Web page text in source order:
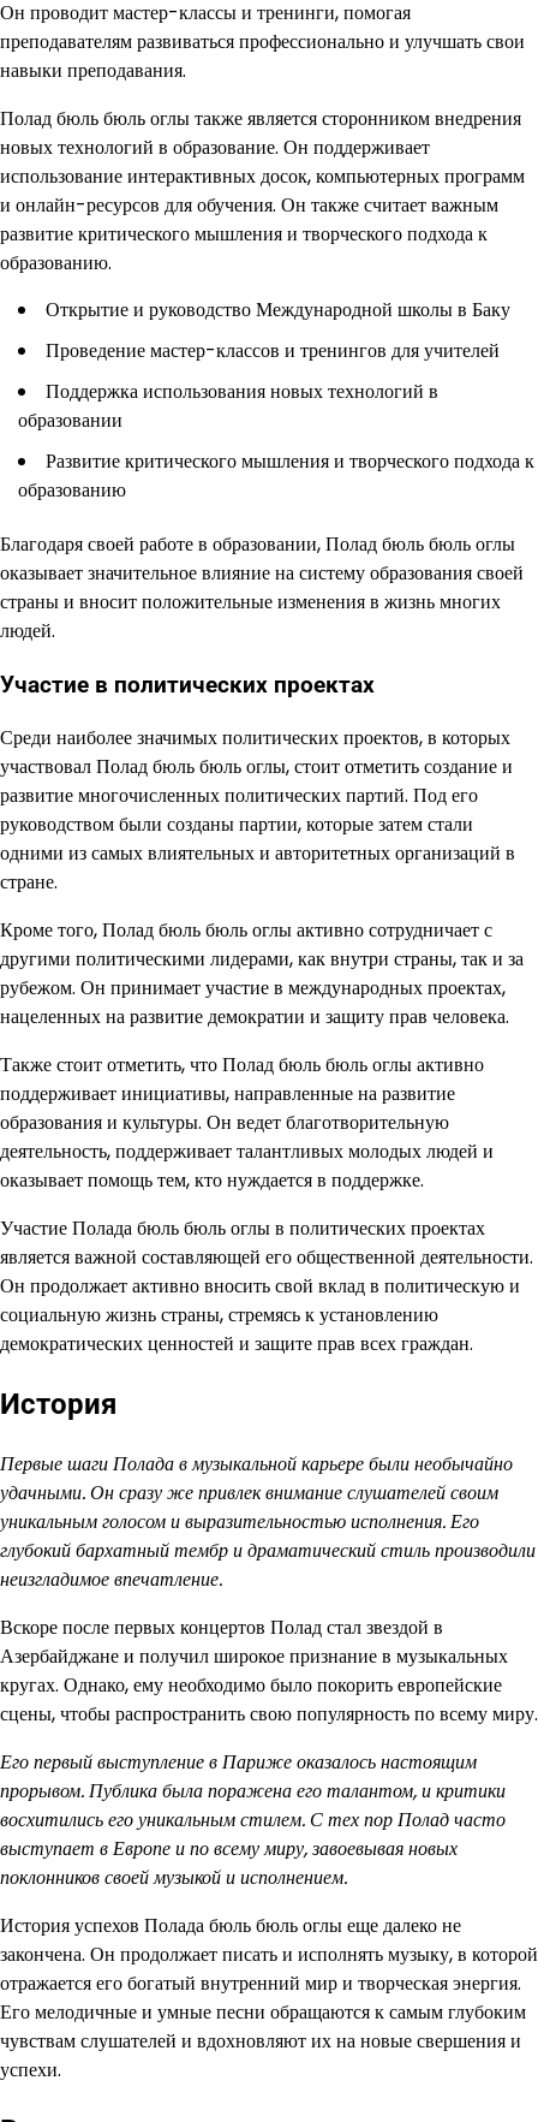
Он проводит мастер-классы и тренинги, помогая
преподавателям развиваться профессионально и улучшать свои
навыки преподавания.
Полад бюль бюль оглы также является сторонником внедрения
новых технологий в образование. Он поддерживает
использование интерактивных досок, компьютерных программ
и онлайн-ресурсов для обучения. Он также считает важным
развитие критического мышления и творческого подхода к
образованию.
Открытие и руководство Международной школы в Баку
Проведение мастер-классов и тренингов для учителей
Поддержка использования новых технологий в
образовании
Развитие критического мышления и творческого подхода к
образованию
Благодаря своей работе в образовании, Полад бюль бюль оглы
оказывает значительное влияние на систему образования своей
страны и вносит положительные изменения в жизнь многих
людей.
Участие в политических проектах
Среди наиболее значимых политических проектов, в которых
участвовал Полад бюль бюль оглы, стоит отметить создание и
развитие многочисленных политических партий. Под его
руководством были созданы партии, которые затем стали
одними из самых влиятельных и авторитетных организаций в
стране.
Кроме того, Полад бюль бюль оглы активно сотрудничает с
другими политическими лидерами, как внутри страны, так и за
рубежом. Он принимает участие в международных проектах,
нацеленных на развитие демократии и защиту прав человека.
Также стоит отметить, что Полад бюль бюль оглы активно
поддерживает инициативы, направленные на развитие
образования и культуры. Он ведет благотворительную
деятельность, поддерживает талантливых молодых людей и
оказывает помощь тем, кто нуждается в поддержке.
Участие Полада бюль бюль оглы в политических проектах
является важной составляющей его общественной деятельности.
Он продолжает активно вносить свой вклад в политическую и
социальную жизнь страны, стремясь к установлению
демократических ценностей и защите прав всех граждан.
История
Первые шаги Полада в музыкальной карьере были необычайно
удачными. Он сразу же привлек внимание слушателей своим
уникальным голосом и выразительностью исполнения. Его
глубокий бархатный тембр и драматический стиль производили
неизгладимое впечатление.
Вскоре после первых концертов Полад стал звездой в
Азербайджане и получил широкое признание в музыкальных
кругах. Однако, ему необходимо было покорить европейские
сцены, чтобы распространить свою популярность по всему миру.
Его первый выступление в Париже оказалось настоящим
прорывом. Публика была поражена его талантом, и критики
восхитились его уникальным стилем. С тех пор Полад часто
выступает в Европе и по всему миру, завоевывая новых
поклонников своей музыкой и исполнением.
История успехов Полада бюль бюль оглы еще далеко не
закончена. Он продолжает писать и исполнять музыку, в которой
отражается его богатый внутренний мир и творческая энергия.
Его мелодичные и умные песни обращаются к самым глубоким
чувствам слушателей и вдохновляют их на новые свершения и
успехи.